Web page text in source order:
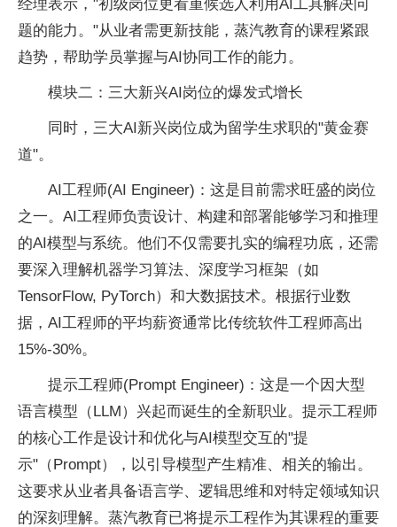
经理表示，"初级岗位更看重候选人利用AI工具解决问
题的能力。"从业者需更新技能，蒸汽教育的课程紧跟
趋势，帮助学员掌握与AI协同工作的能力。
模块二：三大新兴AI岗位的爆发式增长
同时，三大AI新兴岗位成为留学生求职的"黄金赛
道"。
AI工程师(AI Engineer)：这是目前需求旺盛的岗位
之一。AI工程师负责设计、构建和部署能够学习和推理
的AI模型与系统。他们不仅需要扎实的编程功底，还需
要深入理解机器学习算法、深度学习框架（如
TensorFlow, PyTorch）和大数据技术。根据行业数
据，AI工程师的平均薪资通常比传统软件工程师高出
15%-30%。
提示工程师(Prompt Engineer)：这是一个因大型
语言模型（LLM）兴起而诞生的全新职业。提示工程师
的核心工作是设计和优化与AI模型交互的"提
示"（Prompt），以引导模型产生精准、相关的输出。
这要求从业者具备语言学、逻辑思维和对特定领域知识
的深刻理解。蒸汽教育已将提示工程作为其课程的重要